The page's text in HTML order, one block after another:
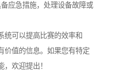
应急措施，处理设备故障或
统可以提高比赛的效率和
价值的信息。如果您有特定
欢迎提出！